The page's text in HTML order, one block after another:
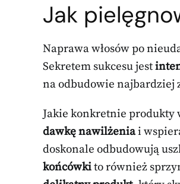
Jak
Naprawa włosów po
Sekretem sukcesu jest
na odbudowie najbardziej
Jakie konkretnie produkty
dawkę nawilżeniai
doskonale odbudowują
końcówkito również